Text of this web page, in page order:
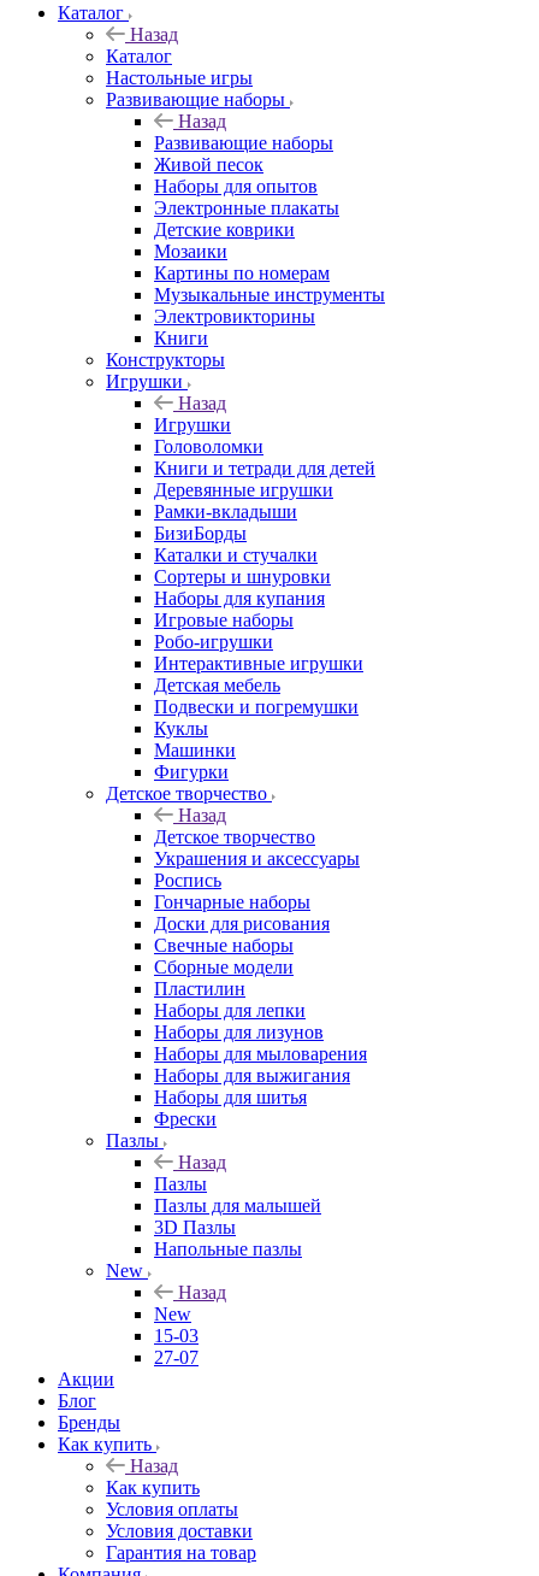
Каталог
Назад
Каталог
Настольные игры
Развивающие наборы
Назад
Развивающие наборы
Живой песок
Наборы для опытов
Электронные плакаты
Детские коврики
Мозаики
Картины по номерам
Музыкальные инструменты
Электровикторины
Книги
Конструкторы
Игрушки
Назад
Игрушки
Головоломки
Книги и тетради для детей
Деревянные игрушки
Рамки-вкладыши
БизиБорды
Каталки и стучалки
Сортеры и шнуровки
Наборы для купания
Игровые наборы
Робо-игрушки
Интерактивные игрушки
Детская мебель
Подвески и погремушки
Куклы
Машинки
Фигурки
Детское творчество
Назад
Детское творчество
Украшения и аксессуары
Роспись
Гончарные наборы
Доски для рисования
Свечные наборы
Сборные модели
Пластилин
Наборы для лепки
Наборы для лизунов
Наборы для мыловарения
Наборы для выжигания
Наборы для шитья
Фрески
Пазлы
Назад
Пазлы
Пазлы для малышей
3D Пазлы
Напольные пазлы
New
Назад
New
15-03
27-07
Акции
Блог
Бренды
Как купить
Назад
Как купить
Условия оплаты
Условия доставки
Гарантия на товар